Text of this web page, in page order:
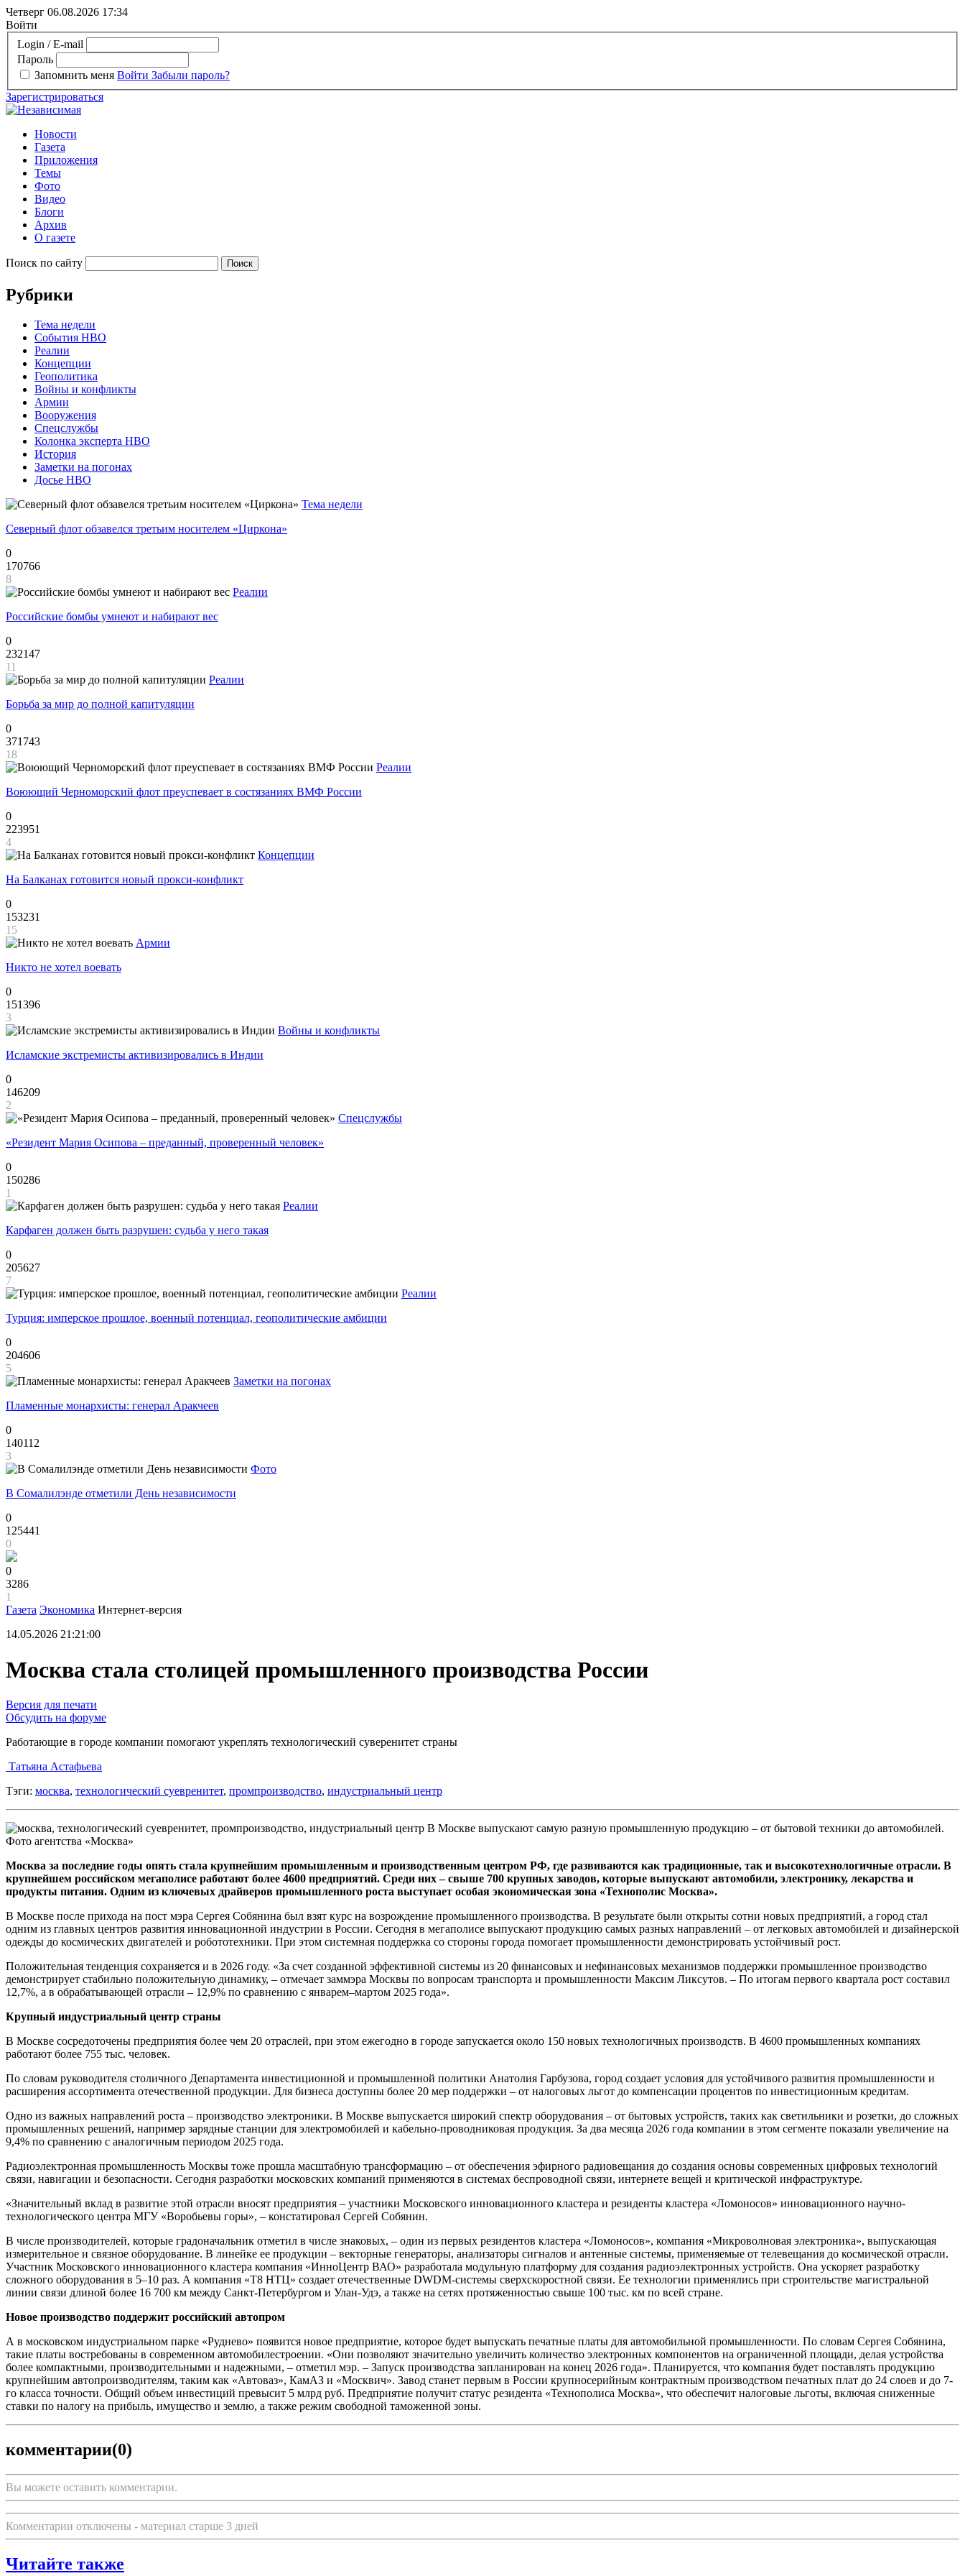
Четверг 06.08.2026 17:34
Войти
Login / E-mail
Пароль
Запомнить меня Войти Забыли пароль?
Зарегистрироваться
Новости
Газета
Приложения
Темы
Фото
Видео
Блоги
Архив
О газете
Поиск по сайту
Рубрики
Тема недели
События НВО
Реалии
Концепции
Геополитика
Войны и конфликты
Армии
Вооружения
Спецслужбы
Колонка эксперта НВО
История
Заметки на погонах
Досье НВО
Тема недели
Северный флот обзавелся третьим носителем «Циркона»
0
170766
8
Реалии
Российские бомбы умнеют и набирают вес
0
232147
11
Реалии
Борьба за мир до полной капитуляции
0
371743
18
Реалии
Воюющий Черноморский флот преуспевает в состязаниях ВМФ России
0
223951
4
Концепции
На Балканах готовится новый прокси-конфликт
0
153231
15
Армии
Никто не хотел воевать
0
151396
3
Войны и конфликты
Исламские экстремисты активизировались в Индии
0
146209
2
Спецслужбы
«Резидент Мария Осипова – преданный, проверенный человек»
0
150286
1
Реалии
Карфаген должен быть разрушен: судьба у него такая
0
205627
7
Реалии
Турция: имперское прошлое, военный потенциал, геополитические амбиции
0
204606
5
Заметки на погонах
Пламенные монархисты: генерал Аракчеев
0
140112
3
Фото
В Сомалилэнде отметили День независимости
0
125441
0
0
3286
1
Газета Экономика Интернет-версия
14.05.2026 21:21:00
Москва стала столицей промышленного производства России
Версия для печати
Обсудить на форуме
Работающие в городе компании помогают укреплять технологический суверенитет страны
Татьяна Астафьева
Тэги: москва, технологический суевренитет, промпроизводство, индустриальный центр
В Москве выпускают самую разную промышленную продукцию – от бытовой техники до автомобилей.
Фото агентства «Москва»
Москва за последние годы опять стала крупнейшим промышленным и производственным центром РФ, где развиваются как традиционные, так и высокотехнологичные отрасли. В
крупнейшем российском мегаполисе работают более 4600 предприятий. Среди них – свыше 700 крупных заводов, которые выпускают автомобили, электронику, лекарства и
продукты питания. Одним из ключевых драйверов промышленного роста выступает особая экономическая зона «Технополис Москва».
В Москве после прихода на пост мэра Сергея Собянина был взят курс на возрождение промышленного производства. В результате были открыты сотни новых предприятий, а город стал
одним из главных центров развития инновационной индустрии в России. Сегодня в мегаполисе выпускают продукцию самых разных направлений – от легковых автомобилей и дизайнерской
одежды до космических двигателей и робототехники. При этом системная поддержка со стороны города помогает промышленности демонстрировать устойчивый рост.
Положительная тенденция сохраняется и в 2026 году. «За счет созданной эффективной системы из 20 финансовых и нефинансовых механизмов поддержки промышленное производство
демонстрирует стабильно положительную динамику, – отмечает заммэра Москвы по вопросам транспорта и промышленности Максим Ликсутов. – По итогам первого квартала рост составил
12,7%, а в обрабатывающей отрасли – 12,9% по сравнению с январем–мартом 2025 года».
Крупный индустриальный центр страны
В Москве сосредоточены предприятия более чем 20 отраслей, при этом ежегодно в городе запускается около 150 новых технологичных производств. В 4600 промышленных компаниях
работают более 755 тыс. человек.
По словам руководителя столичного Департамента инвестиционной и промышленной политики Анатолия Гарбузова, город создает условия для устойчивого развития промышленности и
расширения ассортимента отечественной продукции. Для бизнеса доступны более 20 мер поддержки – от налоговых льгот до компенсации процентов по инвестиционным кредитам.
Одно из важных направлений роста – производство электроники. В Москве выпускается широкий спектр оборудования – от бытовых устройств, таких как светильники и розетки, до сложных
промышленных решений, например зарядные станции для электромобилей и кабельно-проводниковая продукция. За два месяца 2026 года компании в этом сегменте показали увеличение на
9,4% по сравнению с аналогичным периодом 2025 года.
Радиоэлектронная промышленность Москвы тоже прошла масштабную трансформацию – от обеспечения эфирного радиовещания до создания основы современных цифровых технологий
связи, навигации и безопасности. Сегодня разработки московских компаний применяются в системах беспроводной связи, интернете вещей и критической инфраструктуре.
«Значительный вклад в развитие этой отрасли вносят предприятия – участники Московского инновационного кластера и резиденты кластера «Ломоносов» инновационного научно-
технологического центра МГУ «Воробьевы горы», – констатировал Сергей Собянин.
В числе производителей, которые градоначальник отметил в числе знаковых, – один из первых резидентов кластера «Ломоносов», компания «Микроволновая электроника», выпускающая
измерительное и связное оборудование. В линейке ее продукции – векторные генераторы, анализаторы сигналов и антенные системы, применяемые от телевещания до космической отрасли.
Участник Московского инновационного кластера компания «ИнноЦентр ВАО» разработала модульную платформу для создания радиоэлектронных устройств. Она ускоряет разработку
сложного оборудования в 5–10 раз. А компания «Т8 НТЦ» создает отечественные DWDM-системы сверхскоростной связи. Ее технологии применялись при строительстве магистральной
линии связи длиной более 16 700 км между Санкт-Петербургом и Улан-Удэ, а также на сетях протяженностью свыше 100 тыс. км по всей стране.
Новое производство поддержит российский автопром
А в московском индустриальном парке «Руднево» появится новое предприятие, которое будет выпускать печатные платы для автомобильной промышленности. По словам Сергея Собянина,
такие платы востребованы в современном автомобилестроении. «Они позволяют значительно увеличить количество электронных компонентов на ограниченной площади, делая устройства
более компактными, производительными и надежными, – отметил мэр. – Запуск производства запланирован на конец 2026 года». Планируется, что компания будет поставлять продукцию
крупнейшим автопроизводителям, таким как «Автоваз», КамАЗ и «Москвич». Завод станет первым в России крупносерийным контрактным производством печатных плат до 24 слоев и до 7-
го класса точности. Общий объем инвестиций превысит 5 млрд руб. Предприятие получит статус резидента «Технополиса Москва», что обеспечит налоговые льготы, включая сниженные
ставки по налогу на прибыль, имущество и землю, а также режим свободной таможенной зоны.
комментарии(0)
Вы можете оставить комментарии.
Комментарии отключены - материал старше 3 дней
Читайте также